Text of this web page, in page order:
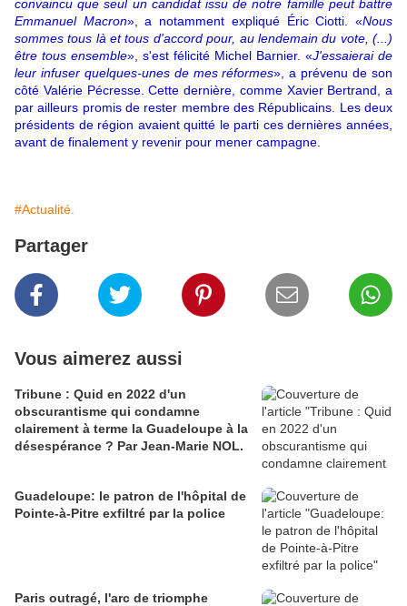
convaincu que seul un candidat issu de notre famille peut battre
Emmanuel Macron», a notamment expliqué Éric Ciotti. «Nous
sommes tous là et tous d'accord pour, au lendemain du vote, (...)
être tous ensemble», s'est félicité Michel Barnier. «J'essaierai de
leur infuser quelques-unes de mes réformes», a prévenu de son
côté Valérie Pécresse. Cette dernière, comme Xavier Bertrand, a
par ailleurs promis de rester membre des Républicains. Les deux
présidents de région avaient quitté le parti ces dernières années,
avant de finalement y revenir pour mener campagne.
#Actualité.
Partager
Vous aimerez aussi
Tribune : Quid en 2022 d'un
obscurantisme qui condamne
clairement à terme la Guadeloupe à la
désespérance ? Par Jean-Marie NOL.
Guadeloupe: le patron de l'hôpital de
Pointe-à-Pitre exfiltré par la police
Paris outragé, l'arc de triomphe